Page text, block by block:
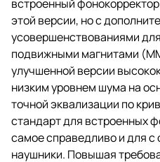
встроенный
этой версии, но с
усовершенствованиями
подвижными магнитами
улучшенной версии
низким уровнем шума на
точной эквализации по
стандарт для встроенных
самое справедливо и для с
наушники. Повышая